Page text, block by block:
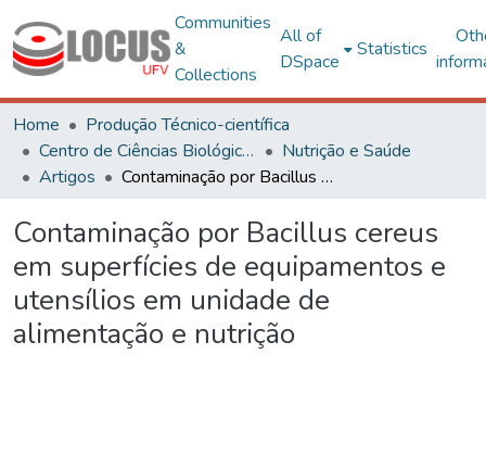
Communities
&
Collections
All of
DSpace
Statistics
Home
Produção Técnico-científica
Centro de Ciências Biológicas e da Saúde
Nutrição e Saúde
Artigos
Contaminação por Bacillus cereus em superfícies de equipamentos e utensílios em unidade de alimentação e nutrição
Contaminação por Bacillus cereus
em superfícies de equipamentos e
utensílios em unidade de
alimentação e nutrição